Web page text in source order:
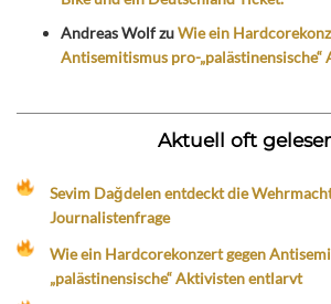
Andreas WolfzuWie ein
Antisemitismus pro-
Aktuell oft
Sevim Dağdelen entdeckt die
Journalistenfrage
Wie ein Hardcorekonzert gegen
„palästinensische“ Aktivisten entlarvt